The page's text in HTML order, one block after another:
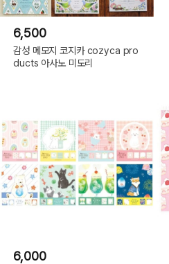
6,500
감성 메모지 코지카 cozyca pro
ducts 아사노 미도리
6,000